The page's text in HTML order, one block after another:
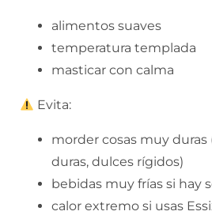
alimentos suaves
temperatura templada
masticar con calma
Evita:
morder cosas muy duras
duras, dulces rígidos)
bebidas muy frías si hay
calor extremo si usas